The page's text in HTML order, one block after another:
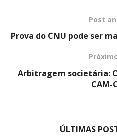
Post
Prova do CNU pode ser
Arbitragem societária:
CAM-
ÚLTIMAS